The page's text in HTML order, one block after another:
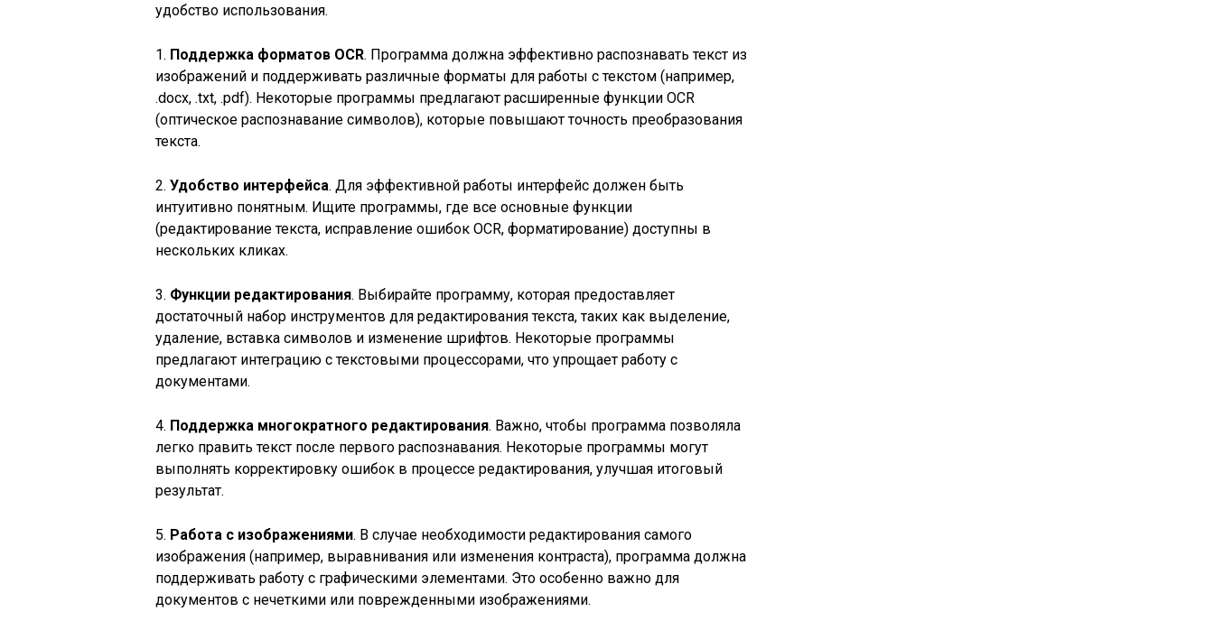
удобство использования.
1. Поддержка форматов OCR. Программа должна эффективно распознавать текст из
изображений и поддерживать различные форматы для работы с текстом (например,
.docx, .txt, .pdf). Некоторые программы предлагают расширенные функции OCR
(оптическое распознавание символов), которые повышают точность преобразования
текста.
2. Удобство интерфейса. Для эффективной работы интерфейс должен быть
интуитивно понятным. Ищите программы, где все основные функции
(редактирование текста, исправление ошибок OCR, форматирование) доступны в
нескольких кликах.
3. Функции редактирования. Выбирайте программу, которая предоставляет
достаточный набор инструментов для редактирования текста, таких как выделение,
удаление, вставка символов и изменение шрифтов. Некоторые программы
предлагают интеграцию с текстовыми процессорами, что упрощает работу с
документами.
4. Поддержка многократного редактирования. Важно, чтобы программа позволяла
легко править текст после первого распознавания. Некоторые программы могут
выполнять корректировку ошибок в процессе редактирования, улучшая итоговый
результат.
5. Работа с изображениями. В случае необходимости редактирования самого
изображения (например, выравнивания или изменения контраста), программа должна
поддерживать работу с графическими элементами. Это особенно важно для
документов с нечеткими или поврежденными изображениями.